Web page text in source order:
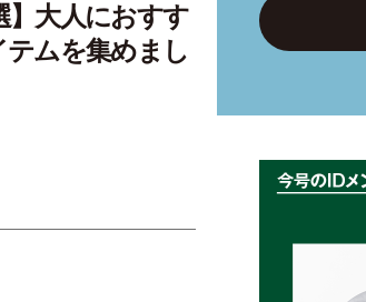
】大人におすす
テムを集めまし